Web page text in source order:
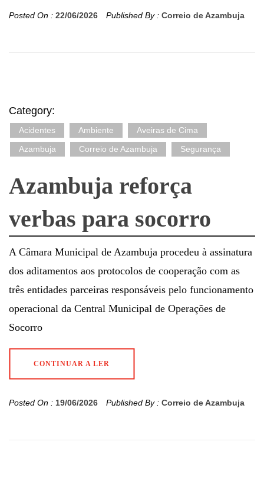
Posted On : 22/06/2026 Published By : Correio de Azambuja
Category:
Acidentes Ambiente
Aveiras de Cima
Azambuja
Correio de Azambuja Segurança
Azambuja reforça
verbas para socorro
A Câmara Municipal de Azambuja procedeu à assinatura
dos aditamentos aos protocolos de cooperação com as
três entidades parceiras responsáveis pelo funcionamento
operacional da Central Municipal de Operações de
Socorro
CONTINUAR A LER
Posted On : 19/06/2026 Published By : Correio de Azambuja